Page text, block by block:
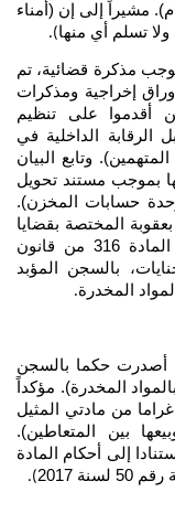
مشيراً إلى إن (أمناء
ولا تسلم أي منها).
مذكرة قضائية، تم
إخراجية ومذكرات
أقدموا على تنظيم
الداخلية في
وتابع البيان
بموجب مستند تحويل
حسابات المخزن).
المختصة بقضايا
النزاهة، قرر توقيف المتهمين وفقا لأحكام المادة 316 من قانون
بالسجن المؤبد
المخدرة.
أصدرت حكما بالسجن
المخدرة). مؤكداً
إن (المدان ضبطت بحوزته 2 كيلوغرام و546 غراما من مادتي المثيل
بين المتعاطين).
إلى أحكام المادة
).